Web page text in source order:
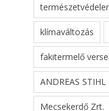
klímaváltozás
fakitermelő
ANDREAS
Mecsekerdő Zrt.